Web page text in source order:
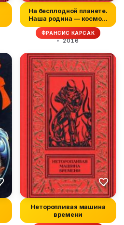
На бесплодной планете.
Наша родина — космос.
Роман...
ФРАНСИС КАРСАК
2016
Неторопливая машина
времени